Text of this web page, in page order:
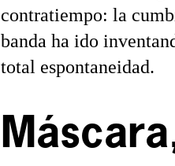
contratiempo: la
banda ha ido
total espontaneidad.